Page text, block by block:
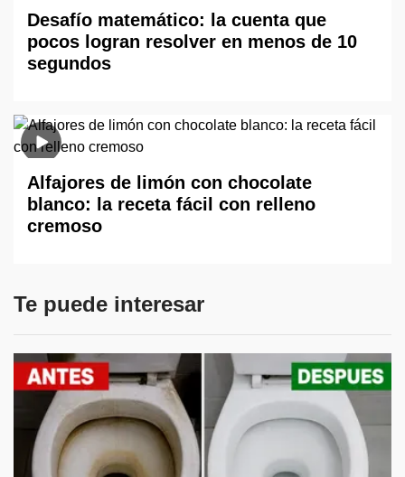
Desafío matemático: la cuenta que
pocos logran resolver en menos de 10
segundos
Alfajores de limón con chocolate
blanco: la receta fácil con relleno
cremoso
Te puede interesar